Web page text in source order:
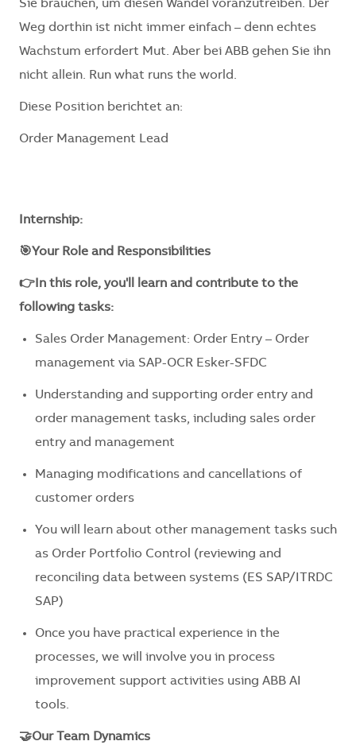
Sie brauchen, um diesen Wandel voranzutreiben. Der
Weg dorthin ist nicht immer einfach – denn echtes
Wachstum erfordert Mut. Aber bei ABB gehen Sie ihn
nicht allein. Run what runs the world.
Diese Position berichtet an:
Order Management Lead
Internship:
🎯Your Role and Responsibilities
👉In this role, you'll learn and contribute to the
following tasks:
Sales Order Management: Order Entry – Order
management via SAP-OCR Esker-SFDC
Understanding and supporting order entry and
order management tasks, including sales order
entry and management
Managing modifications and cancellations of
customer orders
You will learn about other management tasks such
as Order Portfolio Control (reviewing and
reconciling data between systems (ES SAP/ITRDC
SAP)
Once you have practical experience in the
processes, we will involve you in process
improvement support activities using ABB AI
tools.
🤝Our Team Dynamics